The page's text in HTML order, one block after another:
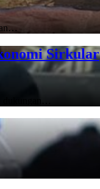
Sirkular
dukungan…